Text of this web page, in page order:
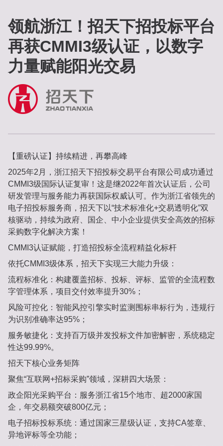
领航浙江！招天下招投标平台
再获CMMI3级认证，以数字
力量赋能阳光交易‌
【重磅认证】持续精进，再攀高峰‌
2025年2月，‌浙江招天下招投标交易平台有限公司‌成功通过‌
CMMI3级国际认证复审‌！这是继2022年首次认证后，公司
研发管理与服务能力‌再获国际权威认可‌。作为浙江省领先的
电子招投标服务商，招天下以“‌技术标准化+交易透明化‌”双
核驱动，持续为政府、国企、中小企业提供安全高效的招标
采购数字化解决方案！
CMMI3认证赋能，打造招投标全流程精益化标杆‌
依托CMMI3级体系，招天下实现三大能力升级：
流程标准化‌：构建覆盖招标、投标、评标、监管的‌全流程数
字管理体系‌，项目交付效率提升‌30%‌；
风险可控化‌：智能风控引擎实时监测围标串标行为，违规行
为识别准确率达‌95%‌；
服务敏捷化‌：支持百万级并发投标文件加密解密，系统稳定
性达‌99.99%‌。
招天下核心业务矩阵‌
聚焦“互联网+招标采购”领域，深耕四大场景：
政企阳光采购平台‌：服务浙江省‌15个地市‌、超‌2000家国
企‌，年交易额突破‌800亿元‌；
电子招标投标系统‌：通过国家‌三星级认证‌，支持CA签章、
异地评标等全功能；